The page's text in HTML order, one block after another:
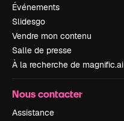
Événements
Slidesgo
Vendre mon contenu
Salle de presse
À la recherche de magnific.ai
Nous contacter
Assistance